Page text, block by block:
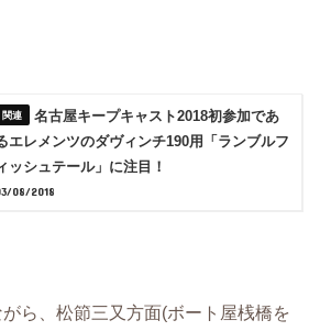
名古屋キープキャスト2018初参加であ
エレメンツのダヴィンチ190用「ランブルフ
ッシュテール」に注目！
08/2018
ら、松節三又方面(ボート屋桟橋を